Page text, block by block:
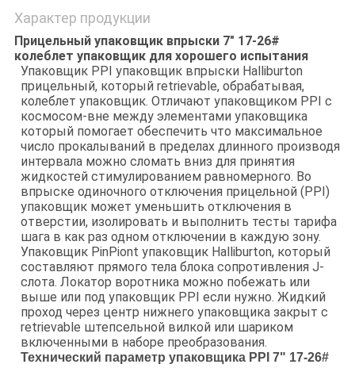
Характер продукции
Прицельный упаковщик впрыски 7" 17-26#
колеблет упаковщик для хорошего испытания
Упаковщик PPI упаковщик впрыски Halliburton
прицельный, который retrievable, обрабатывая,
колеблет упаковщик. Отличают упаковщиком PPI с
космосом-вне между элементами упаковщика
который помогает обеспечить что максимальное
число прокалываний в пределах длинного производя
интервала можно сломать вниз для принятия
жидкостей стимулированием равномерного. Во
впрыске одиночного отключения прицельной (PPI)
упаковщик может уменьшить отключения в
отверстии, изолировать и выполнить тесты тарифа
шага в как раз одном отключении в каждую зону.
Упаковщик PinPiont упаковщик Halliburton, который
составляют прямого тела блока сопротивления J-
слота. Локатор воротника можно побежать или
выше или под упаковщик PPI если нужно. Жидкий
проход через центр нижнего упаковщика закрыт с
retrievable штепсельной вилкой или шариком
включенными в наборе преобразования.
Технический параметр упаковщика PPI 7" 17-26#